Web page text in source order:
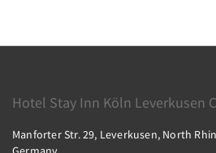
Hotel Stay Inn Köln Leverkusen
Manforter Str. 29, Leverkusen, North